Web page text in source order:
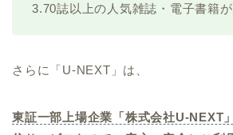
3.70誌以上の人気雑誌・電子書籍
さらに「U-NEXT」は、
東証一部上場企業「株式会社U-NEXT